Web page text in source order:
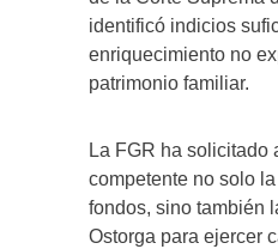
identificó indicios
enriquecimiento no
patrimonio familiar.
La FGR ha solicitado
competente no solo
fondos, sino también
Ostorga para ejercer